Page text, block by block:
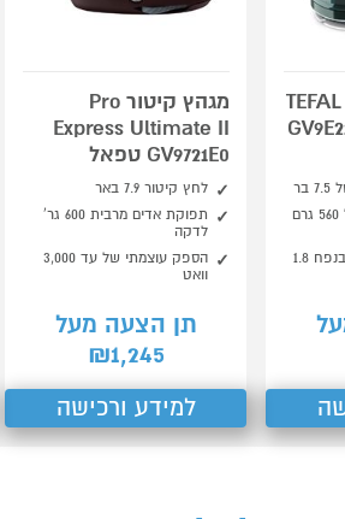
מגהץ קיטור דגם TEFAL
מכת קיטור חזקה של 560 גרם
מיכל מים נשלף גדול בנפח 1.8
מגהץ קיטור Pro
Express Ultimate II
GV9721E0 טפאל
לחץ קיטור 7.9 באר
תפוקת אדים מרבית 600 גר'
לדקה
הספק עוצמתי של עד 3,000
וואט
תן הצעה מעל
₪1,245
למידע ורכישה